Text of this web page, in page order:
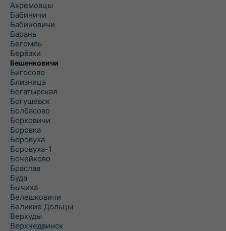
Ахремовцы
Бабиничи
Бабиновичи
Барань
Бегомль
Берёзки
Бешенковичи
Бигосово
Близница
Богатырская
Богушевск
Болбасово
Борковичи
Боровка
Боровуха
Боровуха-1
Бочейково
Браслав
Буда
Бычиха
Велешковичи
Великие Дольцы
Веркуды
Верхнедвинск